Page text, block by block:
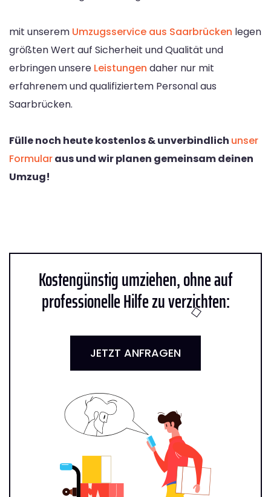
mit unserem Umzugsservice aus Saarbrücken legen
größten Wert auf Sicherheit und Qualität und
erbringen unsere Leistungen daher nur mit
erfahrenem und qualifiziertem Personal aus
Saarbrücken.
Fülle noch heute kostenlos & unverbindlich unser
Formularaus und wir planen gemeinsam deinen
Umzug!
Kostengünstig umziehen, ohne auf
professionelle Hilfe zu verzichten:
JETZT ANFRAGEN